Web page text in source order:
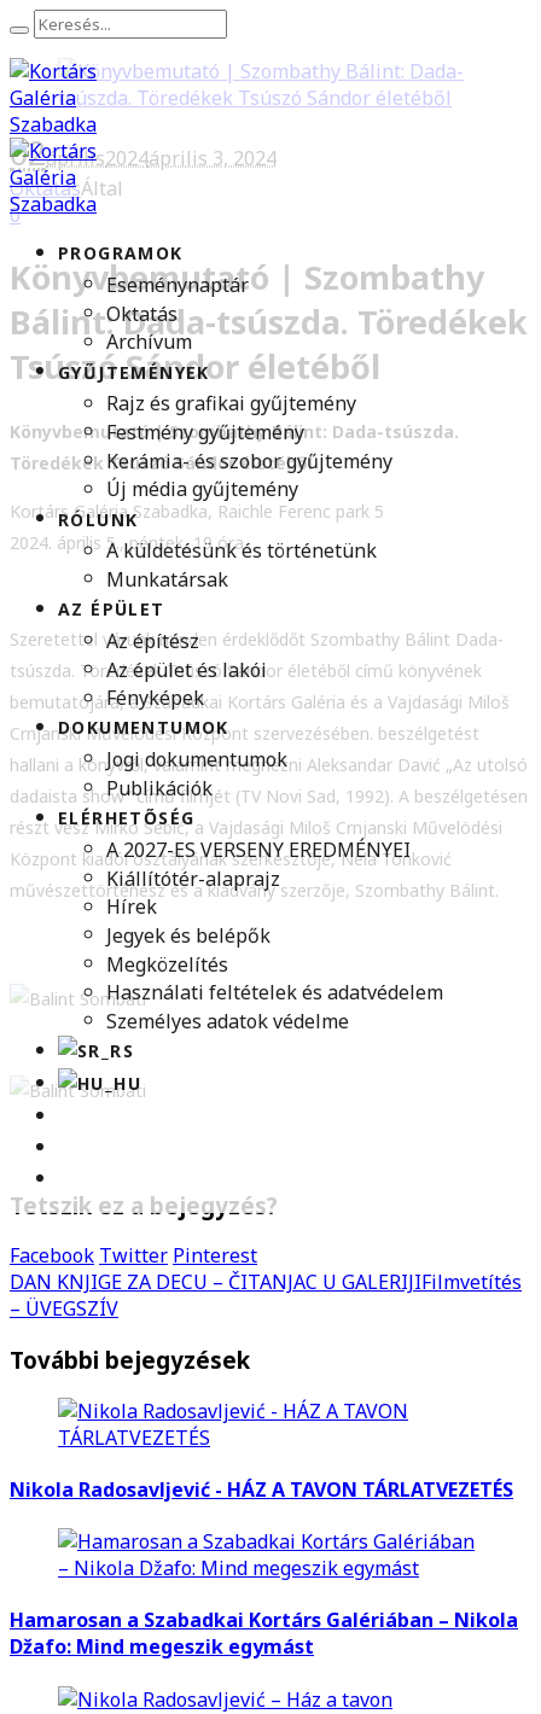
PROGRAMOK
Eseménynaptár
Oktatás
Archívum
GYŰJTEMÉNYEK
Rajz és grafikai gyűjtemény
Festmény gyűjtemény
Kerámia- és szobor gyűjtemény
Új média gyűjtemény
RÓLUNK
A küldetésünk és történetünk
Munkatársak
AZ ÉPÜLET
Az építész
Az épület és lakói
Fényképek
DOKUMENTUMOK
Jogi dokumentumok
Publikációk
ELÉRHETŐSÉG
A 2027-ES VERSENY EREDMÉNYEI
Kiállítótér-alaprajz
Hírek
Jegyek és belépők
Megközelítés
Használati feltételek és adatvédelem
Személyes adatok védelme
02április2024április 3, 2024
OktatásÁltal
0
Könyvbemutató | Szombathy
Bálint: Dada-tsúszda. Töredékek
Tsúszó Sándor életéből
Könyvbemutató | Szombathy Bálint: Dada-tsúszda.
Töredékek Tsúszó Sándor életéből
Kortárs Galéria Szabadka, Raichle Ferenc park 5
2024. április 5., péntek, 19 óra
Szeretettel várunk minden érdeklődőt Szombathy Bálint Dada-
tsúszda. Töredékek Tsúszó Sándor életéből című könyvének
bemutatójára, a Szabadkai Kortárs Galéria és a Vajdasági Miloš
Crnjanski Művelödési Központ szervezésében. beszélgetést
hallani a könyvről, valamint megnézni Aleksandar Davić „Az utolsó
dadaista show” című filmjét (TV Novi Sad, 1992). A beszélgetésen
részt vesz Mirko Sebić, a Vajdasági Miloš Crnjanski Művelödési
Központ kiadói osztályának szerkesztője, Nela Tonković
művészettörténész és a kiadvány szerzője, Szombathy Bálint.
Tetszik ez a bejegyzés?
Facebook Twitter Pinterest
DAN KNJIGE ZA DECU – ČITANJAC U GALERIJIFilmvetítés
– ÜVEGSZÍV
További bejegyzések
Nikola Radosavljević - HÁZ A TAVON TÁRLATVEZETÉS
Hamarosan a Szabadkai Kortárs Galériában – Nikola
Džafo: Mind megeszik egymást